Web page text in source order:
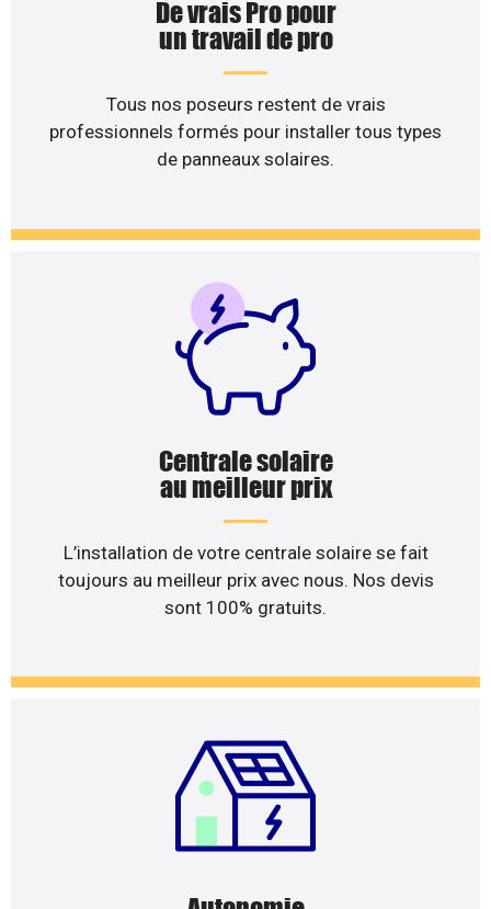
De vrais Pro pour
un travail de pro
Tous nos poseurs restent de vrais
professionnels formés pour installer tous types
de panneaux solaires.
Centrale solaire
au meilleur prix
L’installation de votre centrale solaire se fait
toujours au meilleur prix avec nous. Nos devis
sont 100% gratuits.